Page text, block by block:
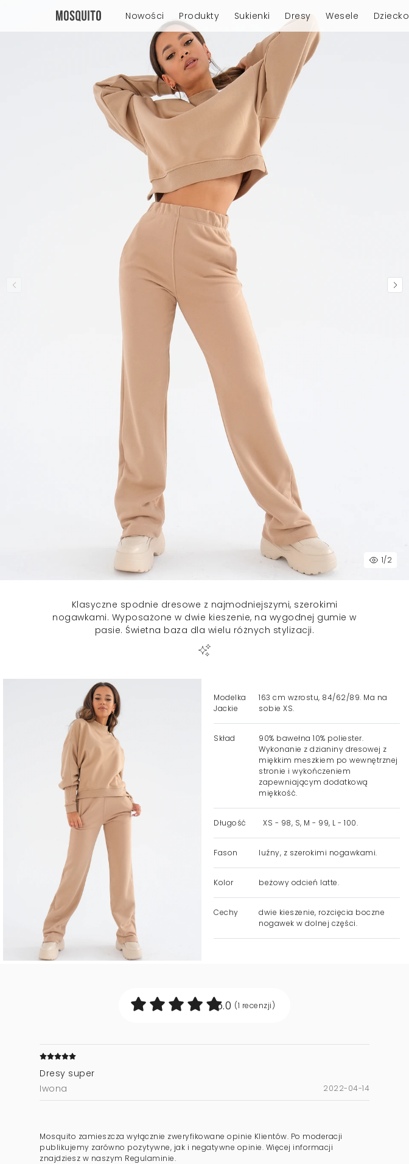
Nowości Produkty Sukienki Dresy Wesele Dziecko
1/2
Klasyczne spodnie dresowe z najmodniejszymi, szerokimi
nogawkami. Wyposażone w dwie kieszenie, na wygodnej gumie w
pasie. Świetna baza dla wielu różnych stylizacji.
Modelka
Jackie
163 cm wzrostu, 84/62/89. Ma na
sobie XS.
Skład
90% bawełna 10% poliester.
Wykonanie z dzianiny dresowej z
miękkim meszkiem po wewnętrznej
stronie i wykończeniem
zapewniającym dodatkową
miękkość.
Długość XS - 98, S, M - 99, L - 100.
Fason luźny, z szerokimi nogawkami.
Kolor beżowy odcień latte.
Cechy
dwie kieszenie, rozcięcia boczne
nogawek w dolnej części.
5.0 (1 recenzji)
Dresy super
Iwona
2022-04-14
Mosquito zamieszcza wyłącznie zweryfikowane opinie Klientów. Po moderacji
publikujemy zarówno pozytywne, jak i negatywne opinie. Więcej informacji
znajdziesz w naszym Regulaminie.